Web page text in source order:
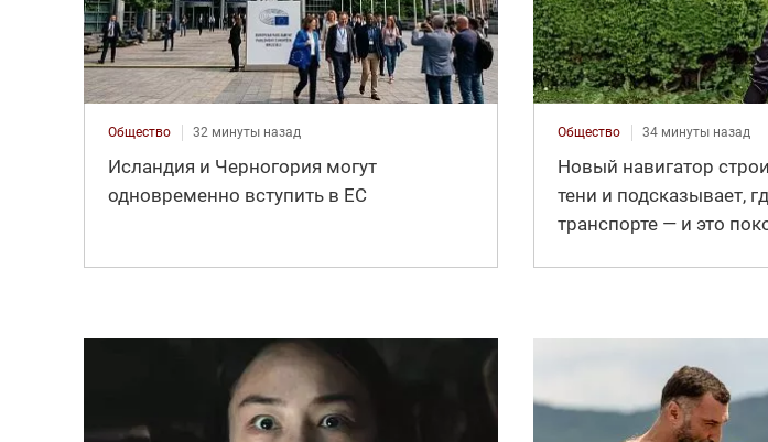
Общество 32 минуты назад
Исландия и Черногория могут
одновременно вступить в ЕС
Общество 34 минуты назад
Новый навигатор
тени и подсказывает,
транспорте — и это